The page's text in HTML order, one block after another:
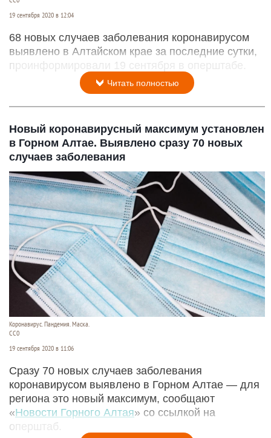
19 сентября 2020 в 12:04
68 новых случаев заболевания коронавирусом
выявлено в Алтайском крае за последние сутки,
проинформировали 19 сентября в оперштабе.
Читать полностью
Новый коронавирусный максимум установлен
в Горном Алтае. Выявлено сразу 70 новых
случаев заболевания
Коронавирус. Пандемия. Маска.
CC0
19 сентября 2020 в 11:06
Сразу 70 новых случаев заболевания
коронавирусом выявлено в Горном Алтае — для
региона это новый максимум, сообщают
«Новости Горного Алтая» со ссылкой на
оперштаб.